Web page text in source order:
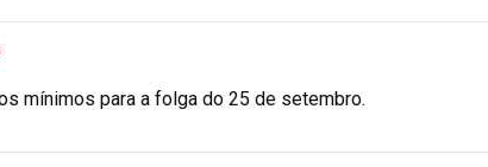
mínimos para a folga do 25 de setembro.